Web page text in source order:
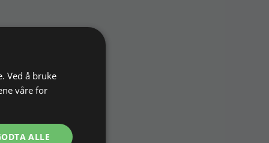
Ved å bruke
våre for
ALLE